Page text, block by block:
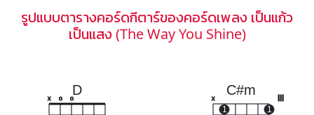
รูปแบบตารางคอร์ดกีตาร์ของคอร์ดเพลง เป็นแก้ว
เป็นแสง (The Way You Shine)
D
x o o
C#m
x
1 1